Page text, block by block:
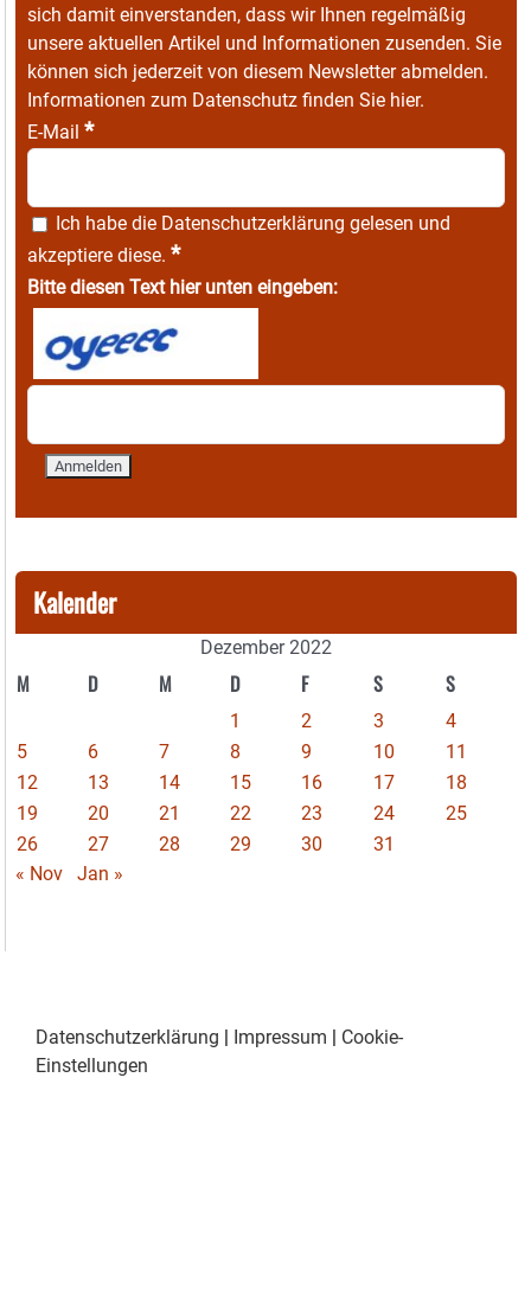
sich damit einverstanden, dass wir Ihnen regelmäßig
unsere aktuellen Artikel und Informationen zusenden. Sie
können sich jederzeit von diesem Newsletter abmelden.
Informationen zum Datenschutz finden Sie hier.
E-Mail *
Ich habe die Datenschutzerklärung gelesen und
akzeptiere diese. *
Bitte diesen Text hier unten eingeben:
Kalender
Dezember 2022
M D M D F S S
1 2 3
4
5
6 7 8 9 10
11
12
13 14 15 16 17
18
19
20 21 22 23 24
25
26
27 28 29 30
31
« Nov
Jan »
Datenschutzerklärung | Impressum | Cookie-
Einstellungen